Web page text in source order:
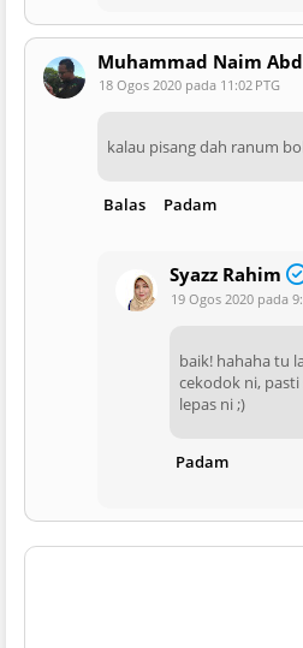
Muhammad Naim
18 Ogos 2020 pada 11:02 PTG
kalau pisang dah ranum
Balas Padam
Syazz Rahim
19 Ogos 2020 pada
baik! hahaha tu
cekodok ni,
lepas ni ;)
Padam